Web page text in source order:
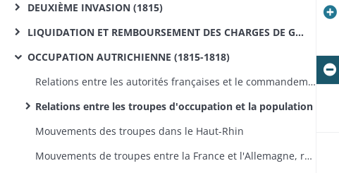
DEUXIÈME INVASION (1815)
LIQUIDATION ET REMBOURSEMENT DES CHARGES DE GUERRE DE 1813, 1814 ET 1815
OCCUPATION AUTRICHIENNE (1815-1818)
Relations entre les autorités françaises et le commandement des troupes autrichiennes
Relations entre les troupes d'occupation et la population
Mouvements des troupes dans le Haut-Rhin
Mouvements de troupes entre la France et l'Allemagne, réquisitions de bacs et bateaux, paiement des frais de passage du Rhin